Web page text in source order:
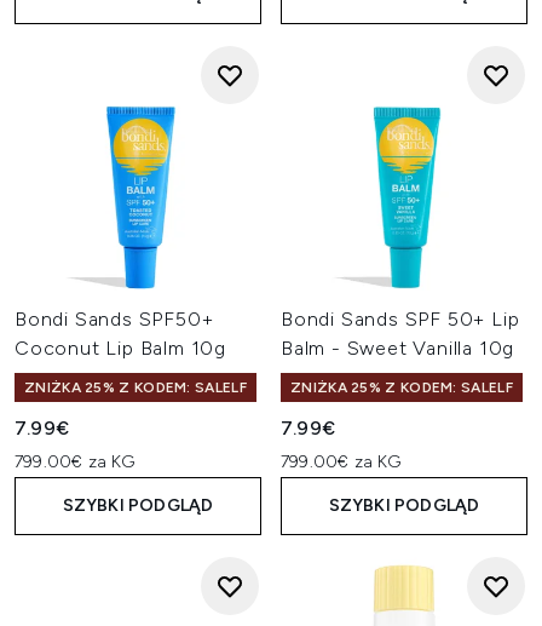
Bondi Sands SPF50+
Coconut Lip Balm 10g
ZNIŻKA 25% Z KODEM: SALELF
7.99€
799.00€ za KG
SZYBKI PODGLĄD
Bondi Sands SPF 50+ Lip
Balm - Sweet Vanilla 10g
ZNIŻKA 25% Z KODEM: SALELF
7.99€
799.00€ za KG
SZYBKI PODGLĄD